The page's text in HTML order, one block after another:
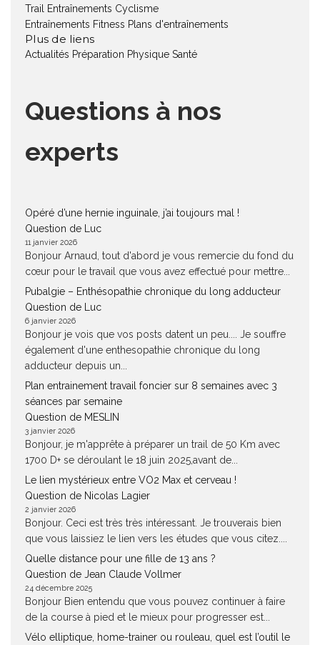
Trail
Entraînements Cyclisme
Entraînements Fitness Plans d'entraînements
Plus de liens
Actualités Préparation Physique Santé
Questions à nos
experts
Opéré d’une hernie inguinale, j’ai toujours mal !
Question de Luc
11 janvier 2026
Bonjour Arnaud, tout d'abord je vous remercie du fond du
cœur pour le travail que vous avez effectué pour mettre...
Pubalgie – Enthésopathie chronique du long adducteur
Question de Luc
6 janvier 2026
Bonjour je vois que vos posts datent un peu.... Je souffre
également d'une enthesopathie chronique du long
adducteur depuis un...
Plan entrainement travail foncier sur 8 semaines avec 3
séances par semaine
Question de MESLIN
3 janvier 2026
Bonjour, je m'apprête à préparer un trail de 50 Km avec
1700 D+ se déroulant le 18 juin 2025,avant de...
Le lien mystérieux entre VO2 Max et cerveau !
Question de Nicolas Lagier
2 janvier 2026
Bonjour. Ceci est très très intéressant. Je trouverais bien
que vous laissiez le lien vers les études que vous citez....
Quelle distance pour une fille de 13 ans ?
Question de Jean Claude Vollmer
24 décembre 2025
Bonjour Bien entendu que vous pouvez continuer à faire
de la course à pied et le mieux pour progresser est...
Vélo elliptique, home-trainer ou rouleau, quel est l’outil le